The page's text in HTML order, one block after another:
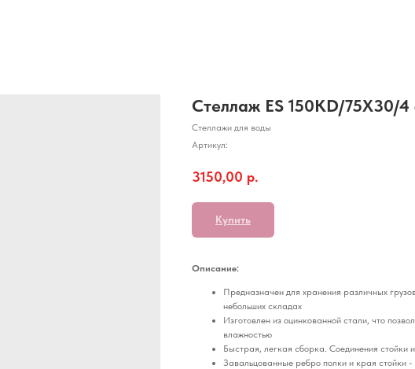
Стеллаж ES 150KD/75Х30/
Стеллажи для воды
Артикул:
3150,00 р.
Купить
Описание:
Предназначен для хранения различных
небольших складах
Изготовлен из оцинкованной стали, что
влажностью
Быстрая, легкая сборка. Соединения стойки
Завальцованные ребро полки и края стойки